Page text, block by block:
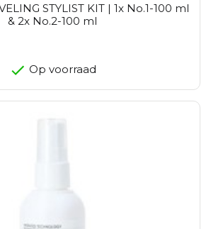
STYLIST KIT | 1x No.1-100 ml
& 2x No.2-100 ml
Op voorraad